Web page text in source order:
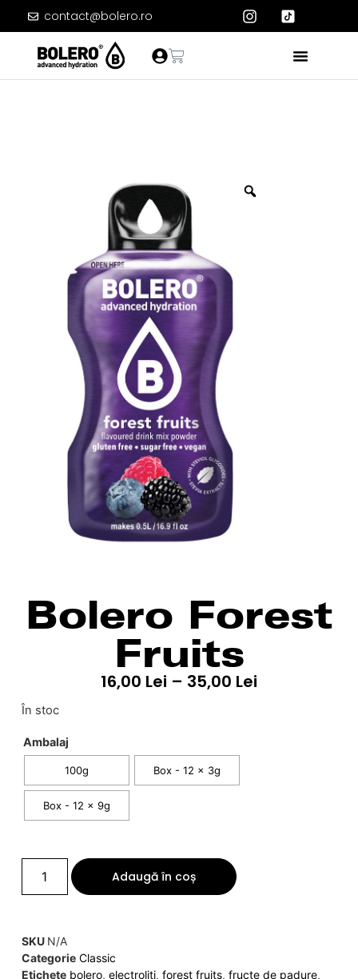
contact@bolero.ro
Bolero Forest
Fruits
16,00 Lei – 35,00 Lei
În stoc
Ambalaj
100g Box - 12 x 3g
Box - 12 x 9g
Adaugă în coș
SKU N/A
Categorie Classic
Etichete bolero, electroliti, forest fruits, fructe de padure,